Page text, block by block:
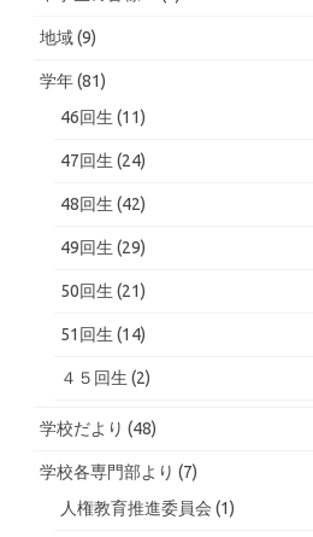
地域(9)
学年(81)
46回生 (11)
47回生 (24)
48回生 (42)
49回生 (29)
50回生 (21)
51回生 (14)
４５回生 (2)
学校だより (48)
学校各専門部より (7)
人権教育推進委員会 (1)